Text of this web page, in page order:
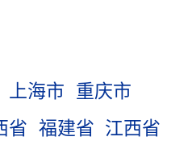
上海市
重庆市
省 福建省 江西省